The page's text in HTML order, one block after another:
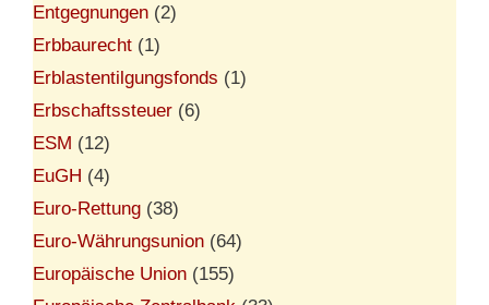
Entgegnungen (2)
Erbbaurecht (1)
Erblastentilgungsfonds (1)
Erbschaftssteuer (6)
ESM (12)
EuGH (4)
Euro-Rettung (38)
Euro-Währungsunion (64)
Europäische Union (155)